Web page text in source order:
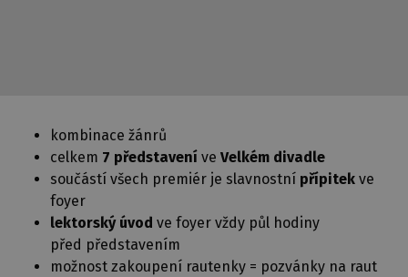
kombinace žánrů
celkem 7 představení ve Velkém divadle
součástí všech premiér je slavnostní přípitek ve
foyer
lektorský úvod ve foyer vždy půl hodiny
před představením
možnost zakoupení rautenky = pozvánky na raut